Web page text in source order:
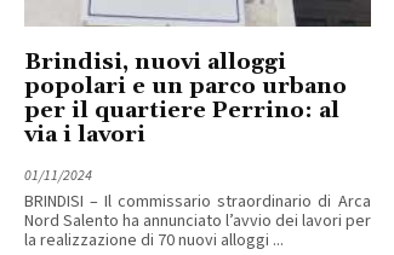
Brindisi, nuovi alloggi
popolari e un parco urbano
per il quartiere Perrino: al
via i lavori
01/11/2024
BRINDISI – Il commissario straordinario di Arca
Nord Salento ha annunciato l’avvio dei lavori per
la realizzazione di 70 nuovi alloggi ...